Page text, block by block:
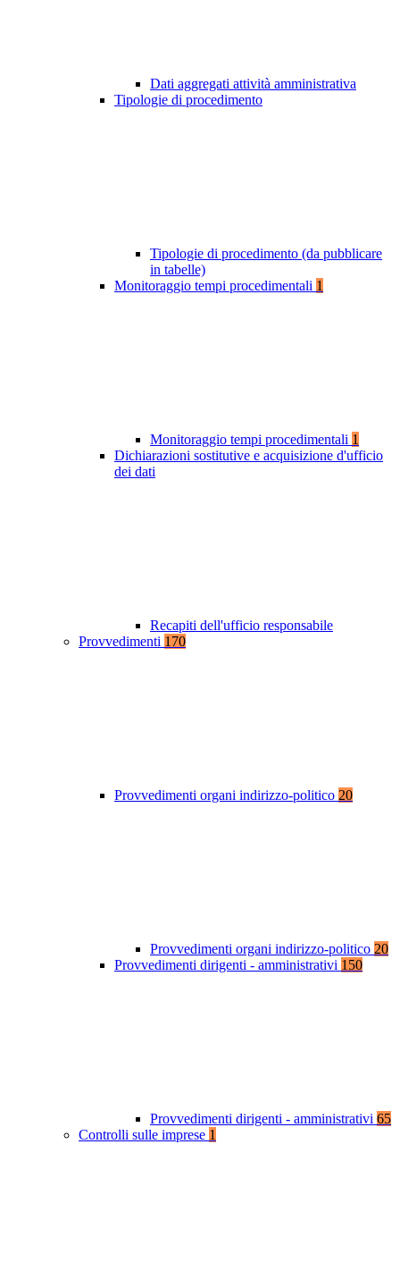
Dati aggregati attività amministrativa
Tipologie di procedimento
Tipologie di procedimento (da pubblicare
in tabelle)
Monitoraggio tempi procedimentali 1
Monitoraggio tempi procedimentali 1
Dichiarazioni sostitutive e acquisizione d'ufficio
dei dati
Recapiti dell'ufficio responsabile
Provvedimenti 170
Provvedimenti organi indirizzo-politico 20
Provvedimenti organi indirizzo-politico 20
Provvedimenti dirigenti - amministrativi 150
Provvedimenti dirigenti - amministrativi 65
Controlli sulle imprese 1